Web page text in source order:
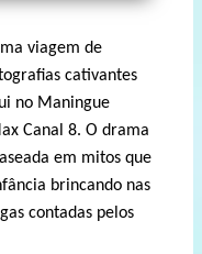
viagem de
cativantes
no Maningue
Canal 8. O drama
em mitos que
brincando nas
contadas pelos